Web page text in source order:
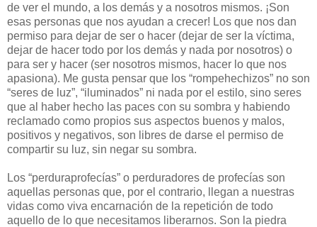
de ver el mundo, a los demás y a nosotros mismos. ¡Son
esas personas que nos ayudan a crecer! Los que nos dan
permiso para dejar de ser o hacer (dejar de ser la víctima,
dejar de hacer todo por los demás y nada por nosotros) o
para ser y hacer (ser nosotros mismos, hacer lo que nos
apasiona). Me gusta pensar que los “rompehechizos” no son
“seres de luz”, “iluminados” ni nada por el estilo, sino seres
que al haber hecho las paces con su sombra y habiendo
reclamado como propios sus aspectos buenos y malos,
positivos y negativos, son libres de darse el permiso de
compartir su luz, sin negar su sombra.
Los “perduraprofecías” o perduradores de profecías son
aquellas personas que, por el contrario, llegan a nuestras
vidas como viva encarnación de la repetición de todo
aquello de lo que necesitamos liberarnos. Son la piedra